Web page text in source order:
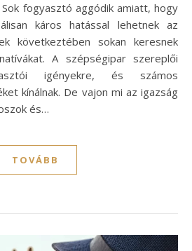
Sok fogyasztó aggódik amiatt, hogy
káros hatással lehetnek az
következtében sokan keresnek
A szépségipar szereplői
igényekre, és számos
kínálnak. De vajon mi az igazság
és…
TOVÁBB